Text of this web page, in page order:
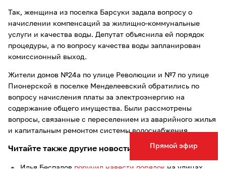
Прямой эфир
Так, женщина из поселка Барсуки задала вопросу о
начислении компенсаций за жилищно-коммунальные
услуги и качества воды. Депутат объяснила ей порядок
процедуры, а по вопросу качества воды запланирован
комиссионный выход.
Жители домов №24а по улице Революции и №7 по улице
Пионерской в поселке Менделеевский обратились по
вопросу начисления платы за электроэнергию на
содержание общего имущества. Были рассмотрены
вопросы, связанные с переселением из аварийного жилья
и капитальным ремонтом системы водоснабжения.
Читайте также другие новости Тулы и области:
Илья Беспалов поручил навести порядок на улицах